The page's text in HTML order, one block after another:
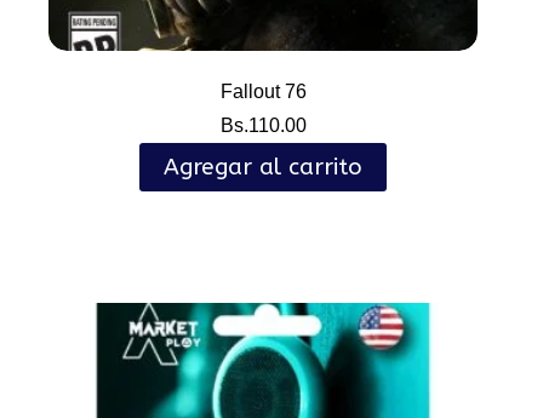
Fallout 76
Bs.110.00
Agregar al carrito